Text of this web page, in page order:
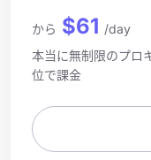
から $61 /day
本当に無制限のプロ
位で課金